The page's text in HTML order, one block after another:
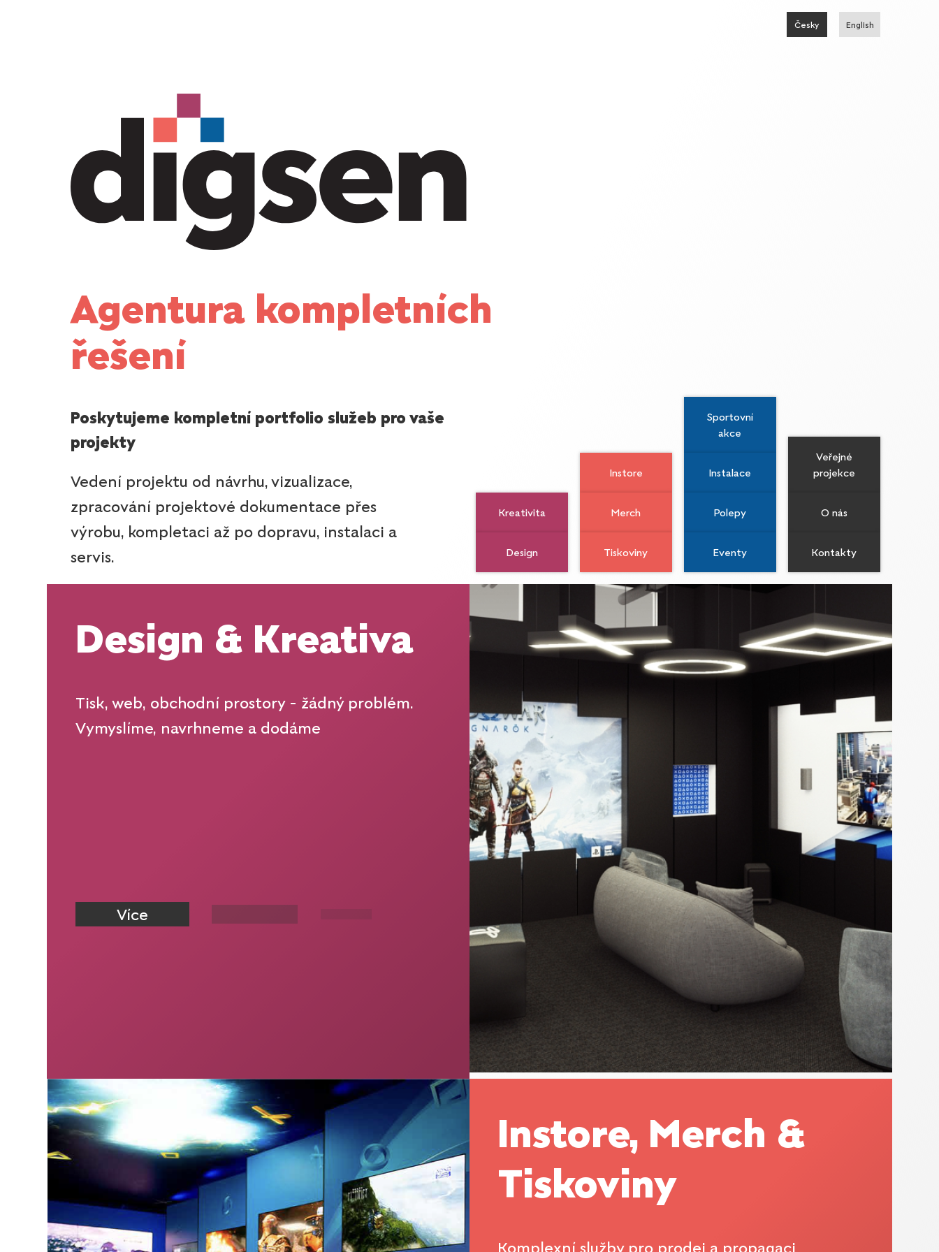
Agentura kompletních
řešení
Poskytujeme kompletní portfolio služeb pro vaše
projekty
Vedení projektu od návrhu, vizualizace,
zpracování projektové dokumentace přes
výrobu, kompletaci až po dopravu, instalaci a
servis.
Kreativita
Design
Instore
Merch
Tiskoviny
Sportovní
akce
Instalace
Polepy
Eventy
Veřejné
projekce
O nás
Kontakty
Česky English
Design & Kreativa
Tisk, web, obchodní prostory - žádný problém.
Vymyslíme, navrhneme a dodáme
Více
Instore, Merch &
Tiskoviny